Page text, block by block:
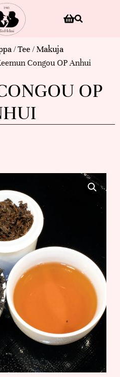
/Tee/Makuja
Congou OP Anhui
OP